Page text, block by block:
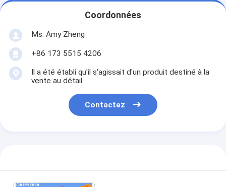
Coordonnées
Ms. Amy Zheng
+86 173 5515 4206
Il a été établi qu'il s'agissait d'un produit destiné à la
vente au détail.
Contactez